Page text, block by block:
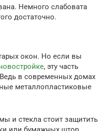
Немного слабовата
достаточно.
окон. Но если вы
, эту часть
в современных домах
металлопластиковые
и стекла стоит защитить